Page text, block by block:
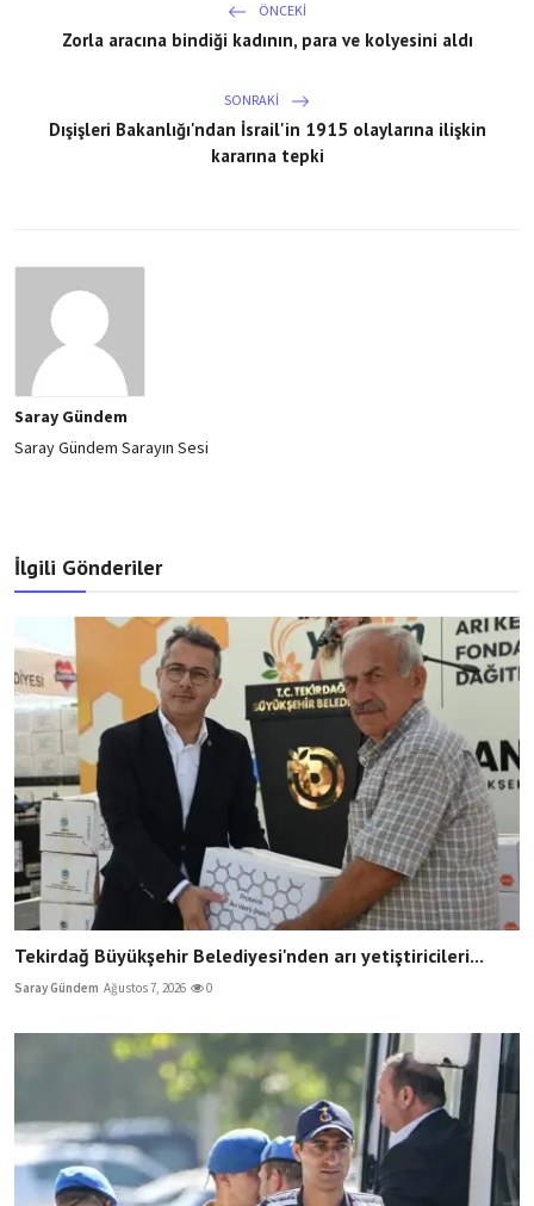
ÖNCEKI
Zorla aracına bindiği kadının, para ve kolyesini aldı
SONRAKI
Dışişleri Bakanlığı'ndan İsrail'in 1915 olaylarına ilişkin
kararına tepki
Saray Gündem
Saray Gündem Sarayın Sesi
İlgili Gönderiler
Tekirdağ Büyükşehir Belediyesi'nden arı yetiştiricileri...
Saray Gündem Ağustos 7, 2026 0